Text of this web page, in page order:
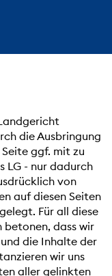
die Ausbringung
ggf. mit zu
LG - nur dadurch
von
auf diesen Seiten
Für all diese
dass wir
die Inhalte der
wir uns
aller gelinkten